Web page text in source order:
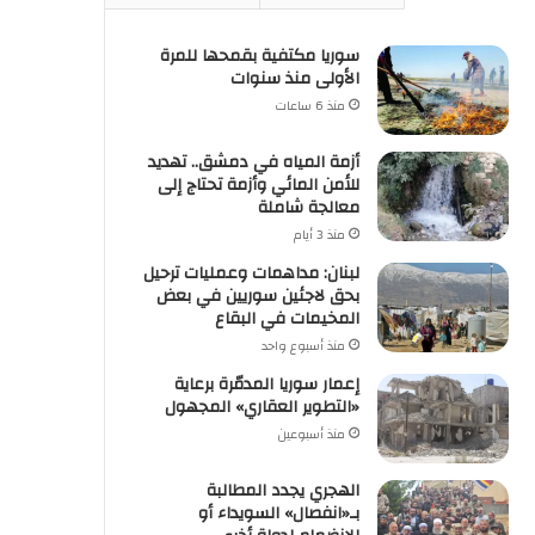
سوريا مكتفية بقمحها للمرة
الأولى منذ سنوات
منذ 6 ساعات
أزمة المياه في دمشق.. تهديد
للأمن المائي وأزمة تحتاج إلى
معالجة شاملة
منذ 3 أيام
لبنان: مداهمات وعمليات ترحيل
بحق لاجئين سوريين في بعض
المخيمات في البقاع
منذ أسبوع واحد
إعمار سوريا المدمّرة برعاية
«التطوير العقاري» المجهول
منذ أسبوعين
الهجري يجدد المطالبة
بـ«انفصال» السويداء أو